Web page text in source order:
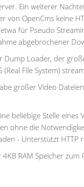
Ein weiterer
von OpenCms keine
für Pseudo
abgebrochener
Dump Loader, der
(Real File System)
großer Video
beliebige Stelle eines
ohne die
- Unterstützt HTTP
RAM Speicher zum